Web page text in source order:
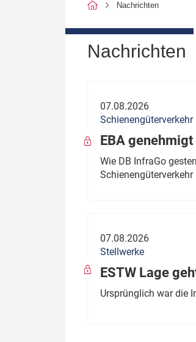
SPNV-Marktdaten
Politik
Verbände: Wer spricht
wen?
Thema des Monats
Dossier:
Dossier: ETCS
Nachrichten
Nachrichten
07.08.2026
Schienengüterverkehr
EBA
Wie DB InfraGo
07.08.2026
Stellwerke
ESTW Lage
Ursprünglich war die